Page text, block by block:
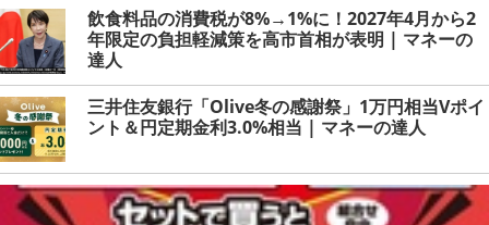
飲食料品の消費税が8%→1%に！2027年4月から2
年限定の負担軽減策を高市首相が表明 | マネーの
達人
三井住友銀行「Olive冬の感謝祭」1万円相当Vポイ
ント＆円定期金利3.0%相当 | マネーの達人